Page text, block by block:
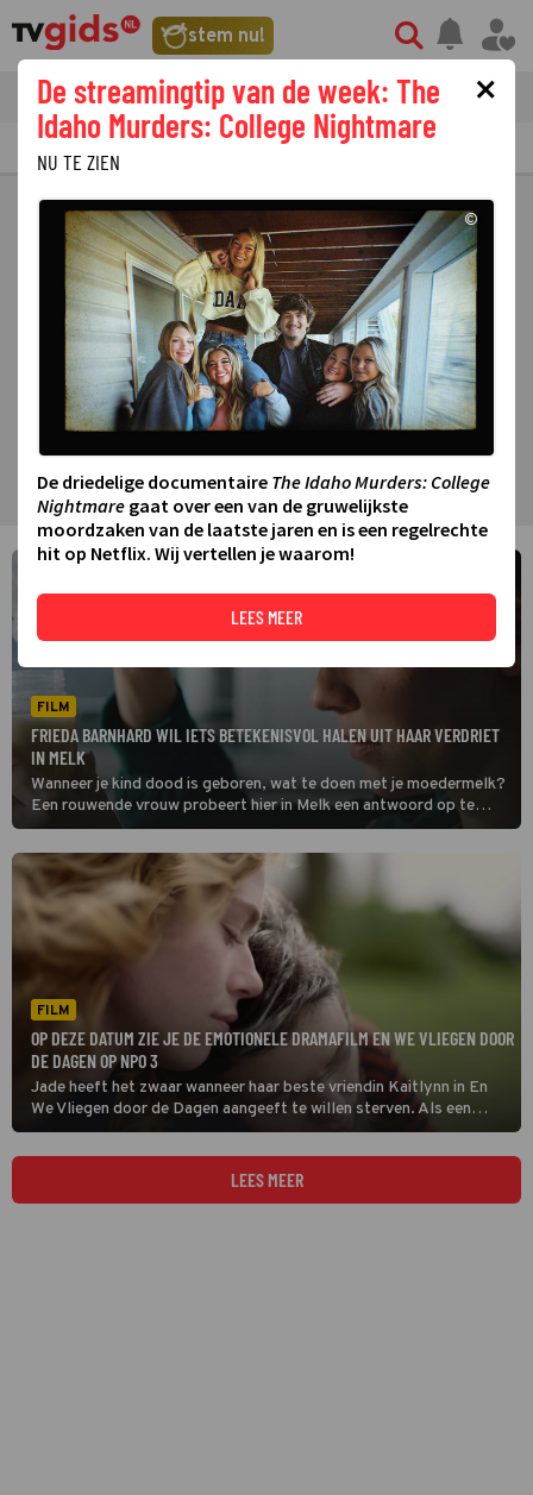
stem nu!
tvgids streaming nieuws
PRIMETIME GEMIST
FILM
FRIEDA BARNHARD WIL IETS BETEKENISVOL HALEN UIT HAAR VERDRIET
IN MELK
Wanneer je kind dood is geboren, wat te doen met je moedermelk?
Een rouwende vrouw probeert hier in Melk een antwoord op te
krijgen.
FILM
OP DEZE DATUM ZIE JE DE EMOTIONELE DRAMAFILM EN WE VLIEGEN DOOR
DE DAGEN OP NPO 3
Jade heeft het zwaar wanneer haar beste vriendin Kaitlynn in En
We Vliegen door de Dagen aangeeft te willen sterven. Als een
euthanasieverzoek wordt afgewezen, probeert Jade op een andere
manier een waardige dood voor haar vriendin te regelen.
LEES MEER
×
De streamingtip van de week: The
Idaho Murders: College Nightmare
NU TE ZIEN
©
De driedelige documentaire The Idaho Murders: College
Nightmare gaat over een van de gruwelijkste
moordzaken van de laatste jaren en is een regelrechte
hit op Netflix. Wij vertellen je waarom!
LEES MEER